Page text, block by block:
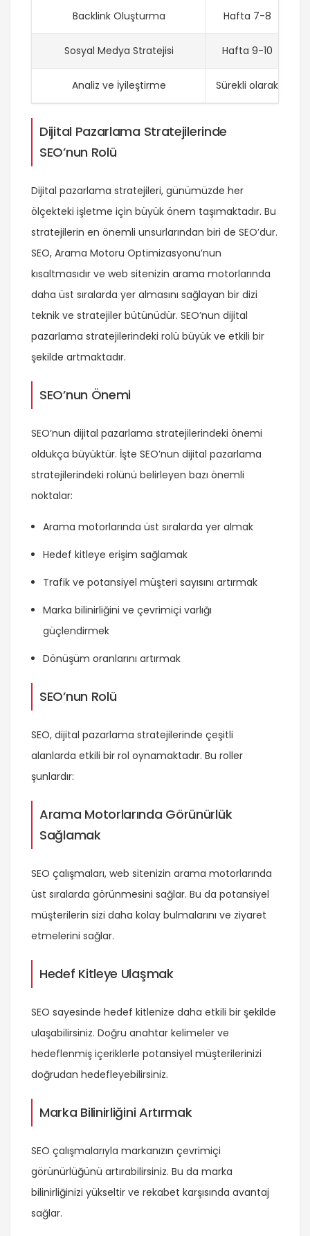
Backlink Oluşturma Hafta 7-8
Sosyal Medya Stratejisi Hafta 9-10
Analiz ve İyileştirme Sürekli olarak
Dijital Pazarlama Stratejilerinde
SEO’nun Rolü
Dijital pazarlama stratejileri, günümüzde her
ölçekteki işletme için büyük önem taşımaktadır. Bu
stratejilerin en önemli unsurlarından biri de SEO’dur.
SEO, Arama Motoru Optimizasyonu’nun
kısaltmasıdır ve web sitenizin arama motorlarında
daha üst sıralarda yer almasını sağlayan bir dizi
teknik ve stratejiler bütünüdür. SEO’nun dijital
pazarlama stratejilerindeki rolü büyük ve etkili bir
şekilde artmaktadır.
SEO’nun Önemi
SEO’nun dijital pazarlama stratejilerindeki önemi
oldukça büyüktür. İşte SEO’nun dijital pazarlama
stratejilerindeki rolünü belirleyen bazı önemli
noktalar:
Arama motorlarında üst sıralarda yer almak
Hedef kitleye erişim sağlamak
Trafik ve potansiyel müşteri sayısını artırmak
Marka bilinirliğini ve çevrimiçi varlığı
güçlendirmek
Dönüşüm oranlarını artırmak
SEO’nun Rolü
SEO, dijital pazarlama stratejilerinde çeşitli
alanlarda etkili bir rol oynamaktadır. Bu roller
şunlardır:
Arama Motorlarında Görünürlük
Sağlamak
SEO çalışmaları, web sitenizin arama motorlarında
üst sıralarda görünmesini sağlar. Bu da potansiyel
müşterilerin sizi daha kolay bulmalarını ve ziyaret
etmelerini sağlar.
Hedef Kitleye Ulaşmak
SEO sayesinde hedef kitlenize daha etkili bir şekilde
ulaşabilirsiniz. Doğru anahtar kelimeler ve
hedeflenmiş içeriklerle potansiyel müşterilerinizi
doğrudan hedefleyebilirsiniz.
Marka Bilinirliğini Artırmak
SEO çalışmalarıyla markanızın çevrimiçi
görünürlüğünü artırabilirsiniz. Bu da marka
bilinirliğinizi yükseltir ve rekabet karşısında avantaj
sağlar.